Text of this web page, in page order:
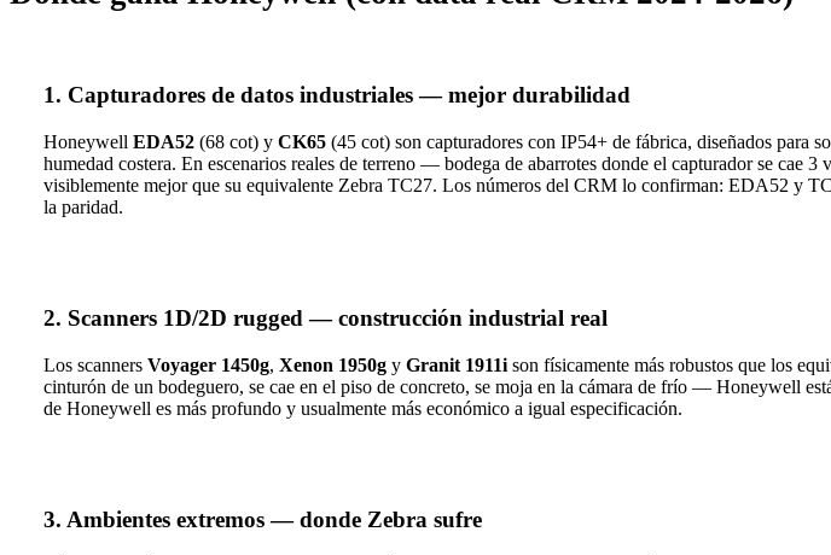
1. Capturadores de datos industriales — mejor durabilidad
Honeywell EDA52 (68 cot) y CK65 (45 cot) son capturadores con IP54+ de fábrica, diseñados para
humedad costera. En escenarios reales de terreno — bodega de abarrotes donde el capturador se
visiblemente mejor que su equivalente Zebra TC27. Los números del CRM lo confirman: EDA52 y
la paridad.
2. Scanners 1D/2D rugged — construcción industrial real
Los scanners Voyager 1450g, Xenon 1950g y Granit 1911i son físicamente más robustos que los
cinturón de un bodeguero, se cae en el piso de concreto, se moja en la cámara de frío — Honeywell
de Honeywell es más profundo y usualmente más económico a igual especificación.
3. Ambientes extremos — donde Zebra sufre